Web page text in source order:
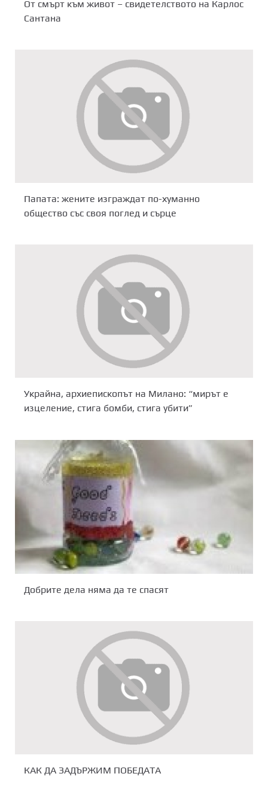
От смърт към живот – свидетелството на Карлос
Сантана
Папата: жените изграждат по-хуманно
общество със своя поглед и сърце
Украйна, архиепископът на Милано: “мирът е
изцеление, стига бомби, стига убити”
Добрите дела няма да те спасят
КАК ДА ЗАДЪРЖИМ ПОБЕДАТА